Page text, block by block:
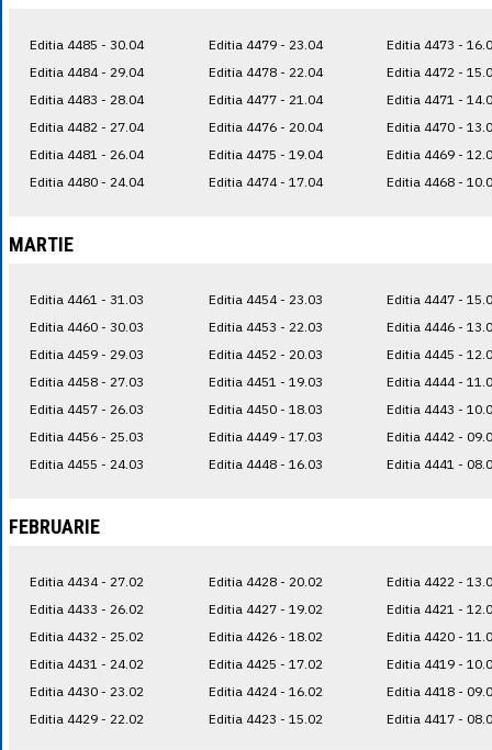
Editia 4485 - 30.04
Editia 4484 - 29.04
Editia 4483 - 28.04
Editia 4482 - 27.04
Editia 4481 - 26.04
Editia 4480 - 24.04
Editia 4479 - 23.04
Editia 4478 - 22.04
Editia 4477 - 21.04
Editia 4476 - 20.04
Editia 4475 - 19.04
Editia 4474 - 17.04
Editia 4473 -
Editia 4472 -
Editia 4471 -
Editia 4470 -
Editia 4469 -
Editia 4468 -
MARTIE
Editia 4461 - 31.03
Editia 4460 - 30.03
Editia 4459 - 29.03
Editia 4458 - 27.03
Editia 4457 - 26.03
Editia 4456 - 25.03
Editia 4455 - 24.03
Editia 4454 - 23.03
Editia 4453 - 22.03
Editia 4452 - 20.03
Editia 4451 - 19.03
Editia 4450 - 18.03
Editia 4449 - 17.03
Editia 4448 - 16.03
Editia 4447 -
Editia 4446 -
Editia 4445 -
Editia 4444 -
Editia 4443 -
Editia 4442 -
Editia 4441 -
FEBRUARIE
Editia 4434 - 27.02
Editia 4433 - 26.02
Editia 4432 - 25.02
Editia 4431 - 24.02
Editia 4430 - 23.02
Editia 4429 - 22.02
Editia 4428 - 20.02
Editia 4427 - 19.02
Editia 4426 - 18.02
Editia 4425 - 17.02
Editia 4424 - 16.02
Editia 4423 - 15.02
Editia 4422 -
Editia 4421 -
Editia 4420 -
Editia 4419 -
Editia 4418 -
Editia 4417 -